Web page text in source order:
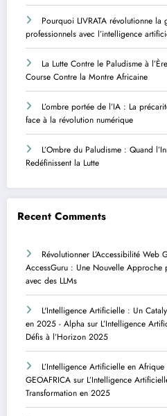
Pourquoi LIVRATA révolutionne
professionnels avec l’intelligence
La Lutte Contre le Paludisme à
Course Contre la Montre Africaine
L’ombre portée de l’IA : La
face à la révolution numérique
L’Ombre du Paludisme : Quand
Redéfinissent la Lutte
Recent Comments
Révolutionner L’Accessibilité Web
AccessGuru : Une Nouvelle Approche
avec des LLMs
L'Intelligence Artificielle : Un
en 2025 - Alpha sur L’Intelligence
Défis à l’Horizon 2025
L’Intelligence Artificielle en
GEOAFRICA sur L’Intelligence
Transformation en 2025